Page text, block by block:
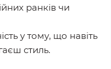
ранків чи
у тому, що навіть
стиль.